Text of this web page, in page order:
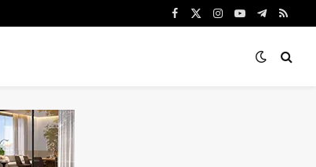
Facebook
X
Instagram
YouTube
Telegram
RSS